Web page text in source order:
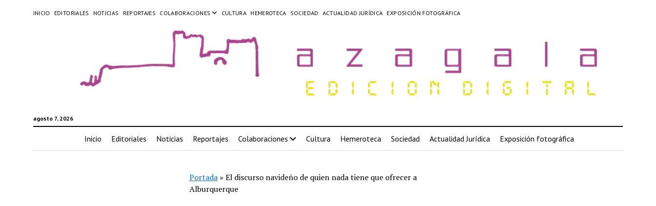
INICIO EDITORIALES NOTICIAS REPORTAJES COLABORACIONES CULTURA HEMEROTECA SOCIEDAD ACTUALIDAD JURÍDICA EXPOSICIÓN FOTOGRÁFICA
agosto 7, 2026
Inicio Editoriales Noticias Reportajes Colaboraciones Cultura Hemeroteca Sociedad Actualidad Jurídica Exposición fotográfica
Portada» El discurso navideño de quien nada tiene que ofrecer a
Alburquerque